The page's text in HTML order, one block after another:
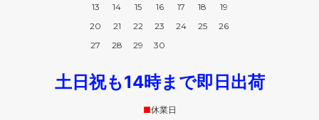
13
14 15 16 17 18
19
20
21 22 23 24 25
26
27
28 29 30
土日祝も14時まで即日出荷
■休業日